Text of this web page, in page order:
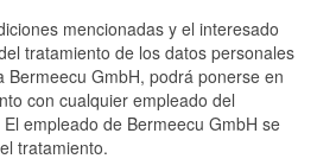
mencionadas y el interesado
tratamiento de los datos personales
GmbH, podrá ponerse en
con cualquier empleado del
empleado de Bermeecu GmbH se
tratamiento.